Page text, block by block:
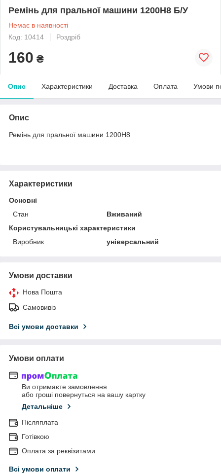
Ремінь для пральної машини 1200Н8 Б/У
Немає в наявності
Код: 10414
Роздріб
160 ₴
Опис Характеристики Доставка Оплата Умови
Опис
Ремінь для пральної машини 1200Н8
Характеристики
Основні
Стан
Вживаний
Користувальницькі характеристики
Виробник
універсальний
Умови доставки
Нова Пошта
Самовивіз
Всі умови доставки
Умови оплати
Ви отримаєте замовлення
або гроші повернуться на вашу картку
Детальніше
Післяплата
Готівкою
Оплата за реквізитами
Всі умови оплати